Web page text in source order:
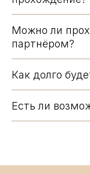
Можно ли
партнёром?
Как долго
Есть ли